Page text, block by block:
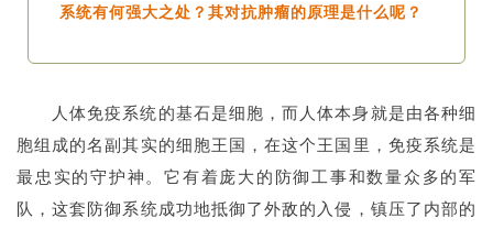
系统有何强大之处 ？其对抗肿瘤的原理是什么呢？
人体免疫系统的基石是细胞，而人体本身就是由各种细
胞组成的名副其实的细胞王国，在这个王国里， 免疫系统是
最忠实的守护神。 它有着庞大的防御工事和数量众多的军
队，这套防御系统成功地抵御了外敌的入侵，镇压了内部的